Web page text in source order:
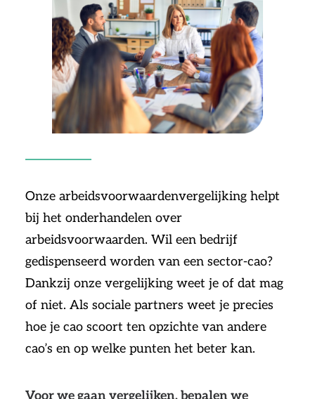
Onze arbeidsvoorwaardenvergelijking helpt
bij het onderhandelen over
arbeidsvoorwaarden. Wil een bedrijf
gedispenseerd worden van een sector-cao?
Dankzij onze vergelijking weet je of dat mag
of niet. Als sociale partners weet je precies
hoe je cao scoort ten opzichte van andere
cao’s en op welke punten het beter kan.
Voor we gaan vergelijken, bepalen we